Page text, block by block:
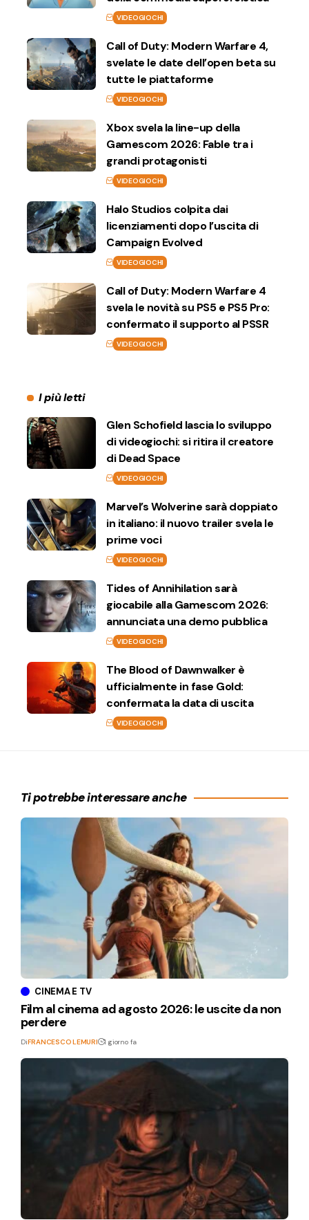
VIDEOGIOCHI
Call of Duty: Modern Warfare 4,
svelate le date dell’open beta su
tutte le piattaforme
VIDEOGIOCHI
Xbox svela la line-up della
Gamescom 2026: Fable tra i
grandi protagonisti
VIDEOGIOCHI
Halo Studios colpita dai
licenziamenti dopo l’uscita di
Campaign Evolved
VIDEOGIOCHI
Call of Duty: Modern Warfare 4
svela le novità su PS5 e PS5 Pro:
confermato il supporto al PSSR
VIDEOGIOCHI
I più letti
Glen Schofield lascia lo sviluppo
di videogiochi: si ritira il creatore
di Dead Space
VIDEOGIOCHI
Marvel’s Wolverine sarà doppiato
in italiano: il nuovo trailer svela le
prime voci
VIDEOGIOCHI
Tides of Annihilation sarà
giocabile alla Gamescom 2026:
annunciata una demo pubblica
VIDEOGIOCHI
The Blood of Dawnwalker è
ufficialmente in fase Gold:
confermata la data di uscita
VIDEOGIOCHI
Ti potrebbe interessare anche
CINEMA E TV
Film al cinema ad agosto 2026: le uscite da non
perdere
DiFRANCESCO LEMURI 1 giorno fa